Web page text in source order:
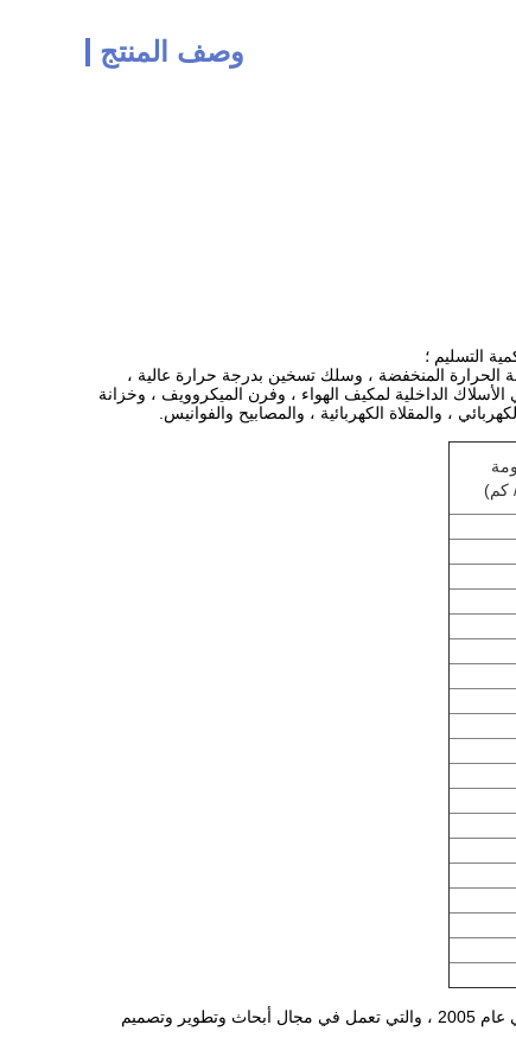
وصف المنتج
الحرارة المنخفضة ، وسلك تسخين بدرجة حرارة عالية ،
الداخلية لمكيف الهواء ، وفرن الميكروويف ، وخزانة
، والمقلاة الكهربائية ، والمصابيح والفوانيس.
تأسست Shanghai Dingzun Special Electric Wire and Cable Co.، Ltd. كمؤسسة ذات تقنية عالية في عام 2005 ، والتي تعمل في مجال أبحاث وتطوير وتصميم